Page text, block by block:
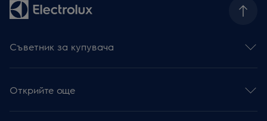
Съветник за купувача
Готварски плотове
Абсорбатори
Съдомиялни
Открийте още